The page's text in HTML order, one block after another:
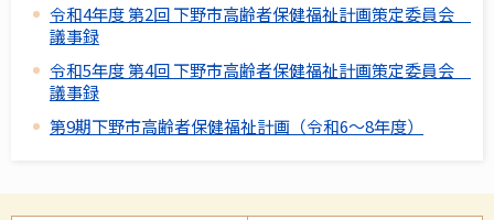
令和4年度 第2回 下野市高齢者保健福祉計画策定委員会
議事録
令和5年度 第4回 下野市高齢者保健福祉計画策定委員会
議事録
第9期下野市高齢者保健福祉計画（令和6～8年度）